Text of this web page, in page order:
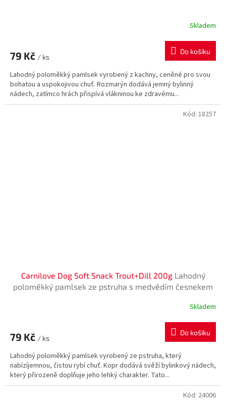
Skladem
79 Kč / ks
Do košíku
Lahodný poloměkký pamlsek vyrobený z kachny, ceněné pro svou
bohatou a uspokojivou chuť. Rozmarýn dodává jemný bylinný
nádech, zatímco hrách přispívá vlákninou ke zdravému...
Carnilove Dog Soft Snack Trout+Dill 200g Lahodný
poloměkký pamlsek ze pstruha s medvědím česnekem
je
z
5
hvězdiček.
Skladem
79 Kč / ks
Do košíku
Lahodný poloměkký pamlsek vyrobený ze pstruha, který
nabízíjemnou, čistou rybí chuť. Kopr dodává svěží bylinkový nádech,
který přirozeně doplňuje jeho lehký charakter. Tato...
Kód: 18257
Kód: 24006